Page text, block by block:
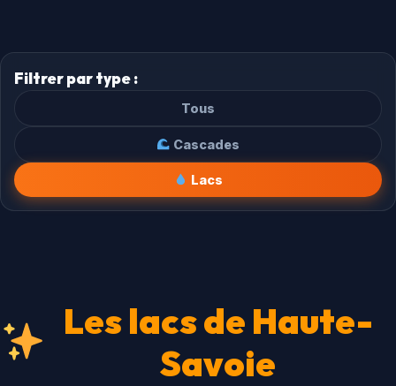
Filtrer par type :
Tous
Cascades
Lacs
Les lacs de Haute-
Savoie